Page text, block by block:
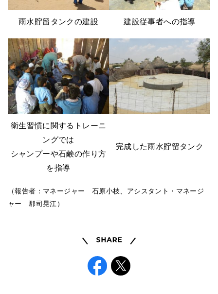
雨水貯留タンクの建設 建設従事者への指導
衛生習慣に関するトレーニ
ングでは
シャンプーや石鹸の作り方
を指導
完成した雨水貯留タンク
（報告者：マネージャー 石原小枝、アシスタント・マネージ
ャー 郡司晃江）
Share